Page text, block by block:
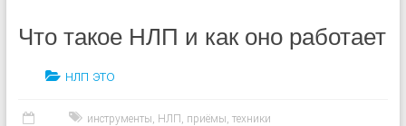
Что такое НЛП и как оно работает
нлп это
инструменты, НЛП , приёмы, техники